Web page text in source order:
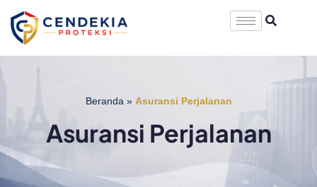
Beranda » Asuransi Perjalanan
Asuransi Perjalanan